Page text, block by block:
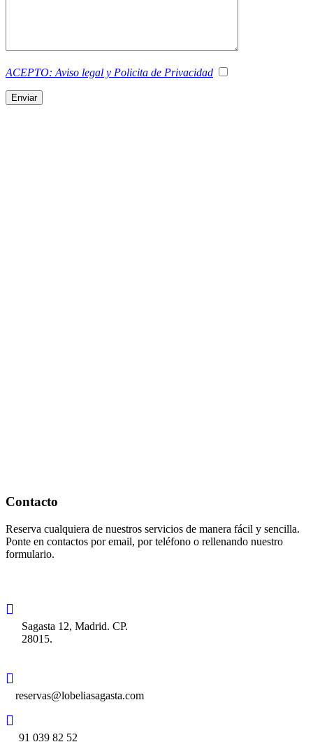
ACEPTO: Aviso legal y Policita de Privacidad
Contacto
Reserva cualquiera de nuestros servicios de manera fácil y sencilla.
Ponte en contactos por email, por teléfono o rellenando nuestro
formulario.
Sagasta 12, Madrid. CP.
28015.
reservas@lobeliasagasta.com
91 039 82 52